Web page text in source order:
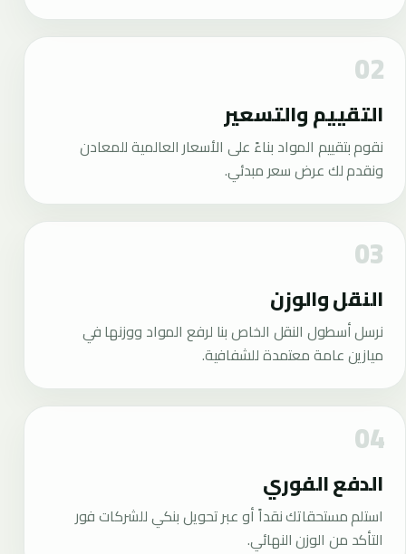
التقييم والتسعير
نقوم بتقييم المواد بناءً على الأسعار العالمية للمعادن
ونقدم لك عرض سعر مبدئي.
النقل والوزن
نرسل أسطول النقل الخاص بنا لرفع المواد ووزنها في
ميازين عامة معتمدة للشفافية.
الدفع الفوري
استلم مستحقاتك نقداً أو عبر تحويل بنكي للشركات فور
التأكد من الوزن النهائي.